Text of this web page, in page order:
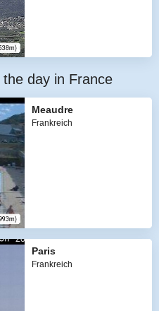
day in France
Meaudre
Frankreich
Paris
Frankreich